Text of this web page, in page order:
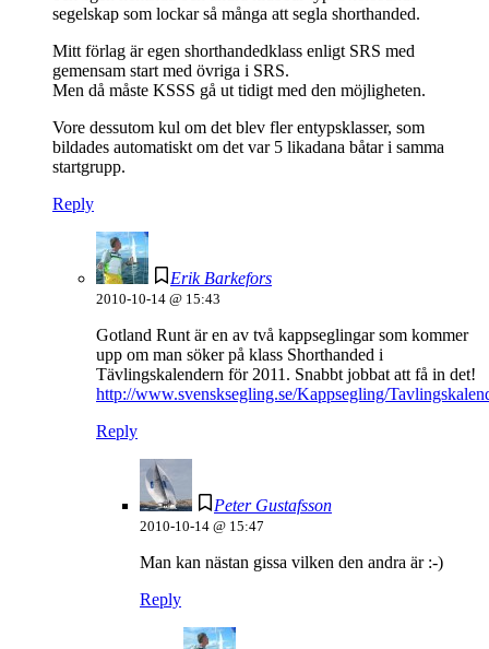
segelskap som lockar så många att segla shorthanded.
Mitt förlag är egen shorthandedklass enligt SRS med
gemensam start med övriga i SRS.
Men då måste KSSS gå ut tidigt med den möjligheten.
Vore dessutom kul om det blev fler entypsklasser, som
bildades automatiskt om det var 5 likadana båtar i samma
startgrupp.
Reply
Erik Barkefors
2010-10-14 @ 15:43
Gotland Runt är en av två kappseglingar som kommer
upp om man söker på klass Shorthanded i
Tävlingskalendern för 2011. Snabbt jobbat att få in det!
http://www.svensksegling.se/Kappsegling/
Reply
Peter Gustafsson
2010-10-14 @ 15:47
Man kan nästan gissa vilken den andra är :-)
Reply